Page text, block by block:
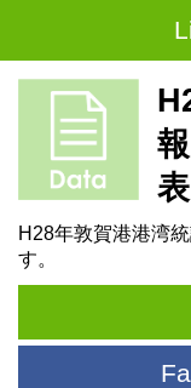
H28年敦賀港港湾
す。